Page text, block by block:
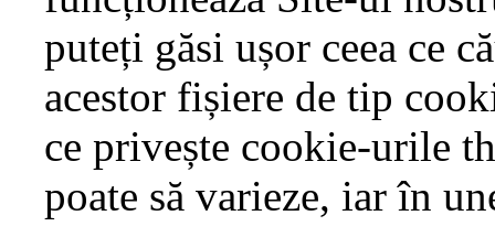
puteți găsi ușor ceea ce
acestor fișiere de tip
ce privește cookie-urile
poate să varieze, iar în